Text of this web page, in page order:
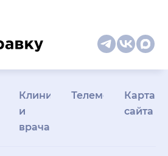
Клиникам
и
врачам
Телемедицина
Карта
сайта